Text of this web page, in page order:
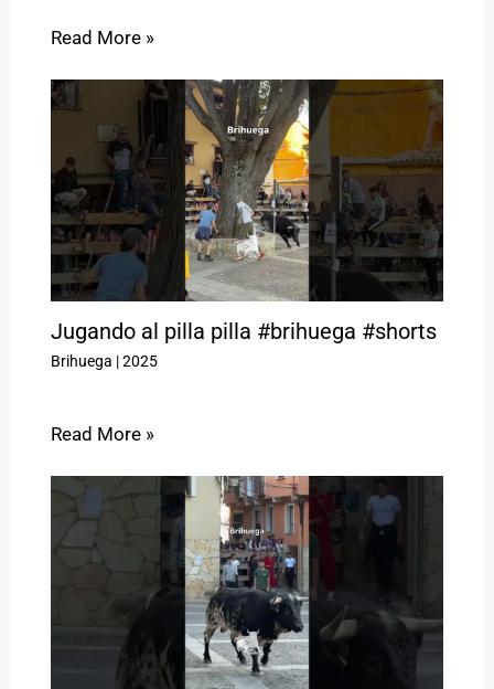
Read More »
Jugando al pilla pilla #brihuega #shorts
Brihuega |2025
Read More »